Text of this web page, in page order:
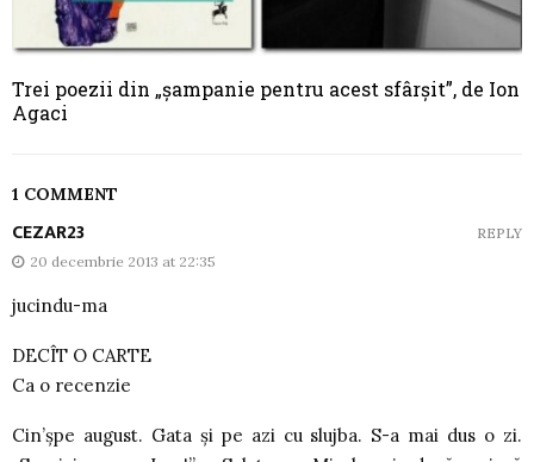
Trei poezii din „șampanie pentru acest sfârșit”, de Ion
Agaci
1 COMMENT
CEZAR23
20 decembrie 2013 at 22:35
jucindu-ma
DECÎT O CARTE
Ca o recenzie
Cin’şpe august. Gata şi pe azi cu slujba. S-a mai dus o zi.
REPLY